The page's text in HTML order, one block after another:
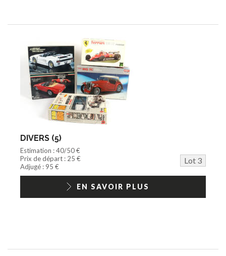
DIVERS (5)
Estimation : 40/50 €
Prix de départ : 25 €
Lot 3
Adjugé : 95 €
EN SAVOIR PLUS